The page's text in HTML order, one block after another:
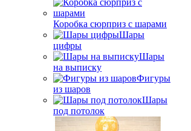
Коробка сюрприз с шарами
Шары
цифры
Шары
на выписку
Фигуры
из шаров
Шары
под потолок